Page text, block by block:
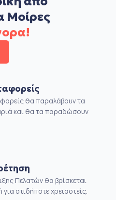
Μοίρες
θα παραλάβουν τα
και θα τα παραδώσουν
Πελατών θα βρίσκεται
οτιδήποτε χρειαστείς.